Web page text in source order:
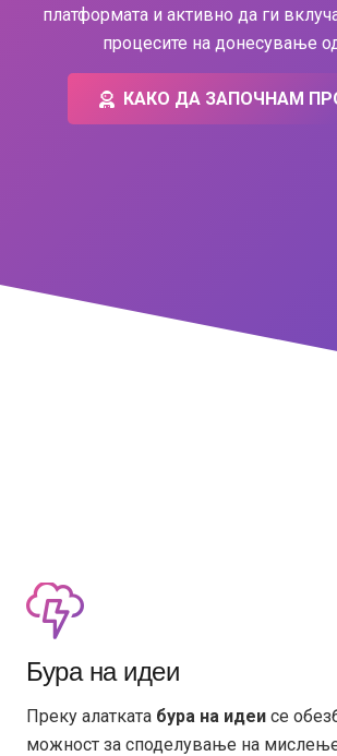
платформата и активно да ги
процесите на донесување
КАКО ДА ЗАПОЧНАМ
Бура на идеи
Преку алатката бура на идеи се
можност за споделување на